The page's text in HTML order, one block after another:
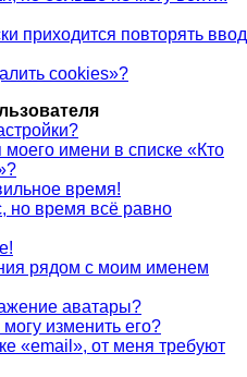
приходится повторять ввод
cookies»?
имени в списке «Кто
время!
но время всё равно
рядом с моим именем
аватары?
изменить его?
«email», от меня требуют